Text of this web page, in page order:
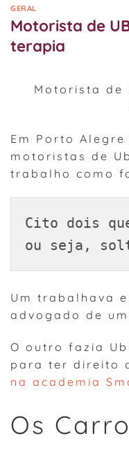
GERAL
Motorista de
terapia
Motorista de
Em Porto
motoristas de
trabalho como
Cito dois
ou seja,
Um trabalhava
advogado de
O outro fazia
para ter direito
na academia
Os